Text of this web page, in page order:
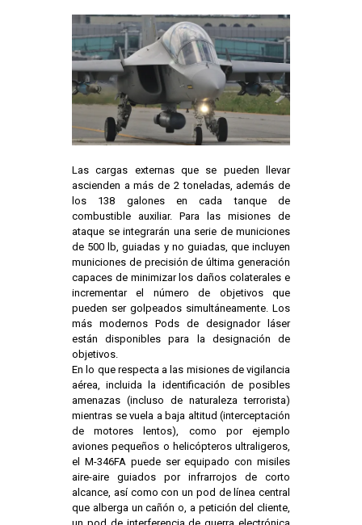
Las cargas externas que se pueden llevar
ascienden a más de 2 toneladas, además de
los 138 galones en cada tanque de
combustible auxiliar. Para las misiones de
ataque se integrarán una serie de municiones
de 500 lb, guiadas y no guiadas, que incluyen
municiones de precisión de última generación
capaces de minimizar los daños colaterales e
incrementar el número de objetivos que
pueden ser golpeados simultáneamente. Los
más modernos Pods de designador láser
están disponibles para la designación de
objetivos.
En lo que respecta a las misiones de vigilancia
aérea, incluida la identificación de posibles
amenazas (incluso de naturaleza terrorista)
mientras se vuela a baja altitud (interceptación
de motores lentos), como por ejemplo
aviones pequeños o helicópteros ultraligeros,
el M-346FA puede ser equipado con misiles
aire-aire guiados por infrarrojos de corto
alcance, así como con un pod de línea central
que alberga un cañón o, a petición del cliente,